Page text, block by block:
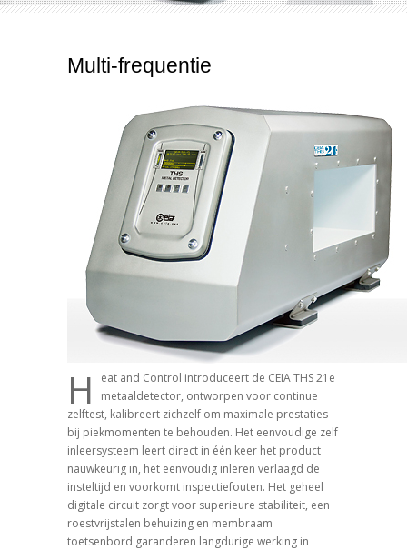
Multi-frequentie
H
eat and Control introduceert de CEIA THS 21e
metaaldetector, ontworpen voor continue
zelftest, kalibreert zichzelf om maximale prestaties
bij piekmomenten te behouden. Het eenvoudige zelf
inleersysteem leert direct in één keer het product
nauwkeurig in, het eenvoudig inleren verlaagd de
insteltijd en voorkomt inspectiefouten. Het geheel
digitale circuit zorgt voor superieure stabiliteit, een
roestvrijstalen behuizing en membraam
toetsenbord garanderen langdurige werking in